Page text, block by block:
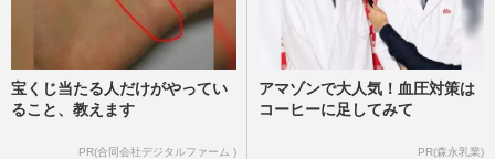
宝くじ当たる人だけがやってい
ること、教えます
PR(合同会社デジタルファーム )
アマゾンで大人気！血圧対策は
コーヒーに足してみて
PR(森永乳業)